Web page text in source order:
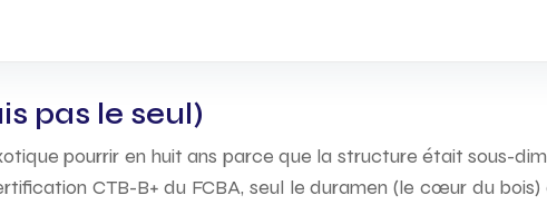
pas le seul)
pourrir en huit ans parce que la structure était sous-
CTB-B+ du FCBA, seul le duramen (le cœur du